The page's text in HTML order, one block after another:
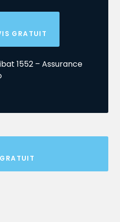
GRATUIT
1552 – Assurance